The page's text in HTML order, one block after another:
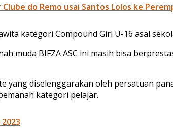
do Remo usai Santos Lolos ke
kategori Compound Girl U-16 asal
muda BIFZA ASC ini masih bisa
yang diselenggarakan oleh persatuan
kategori pelajar.